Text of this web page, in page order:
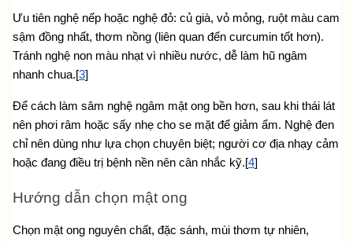
Ưu tiên nghệ nếp hoặc nghệ đỏ: củ già, vỏ mỏng, ruột màu cam
sậm đồng nhất, thơm nồng (liên quan đến curcumin tốt hơn).
Tránh nghệ non màu nhạt vì nhiều nước, dễ làm hũ ngâm
nhanh chua.[3]
Để cách làm sâm nghệ ngâm mật ong bền hơn, sau khi thái lát
nên phơi râm hoặc sấy nhẹ cho se mặt để giảm ẩm. Nghệ đen
chỉ nên dùng như lựa chọn chuyên biệt; người cơ địa nhạy cảm
hoặc đang điều trị bệnh nền nên cân nhắc kỹ.[4]
Hướng dẫn chọn mật ong
Chọn mật ong nguyên chất, đặc sánh, mùi thơm tự nhiên,